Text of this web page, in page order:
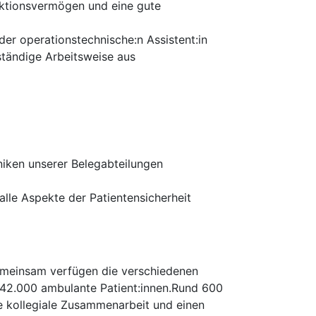
und eine gute
operationstechnische:n Assistent:in
Arbeitsweise aus
unserer Belegabteilungen
Aspekte der Patientensicherheit
verfügen die verschiedenen
ambulante Patient:innen.Rund 600
Zusammenarbeit und einen